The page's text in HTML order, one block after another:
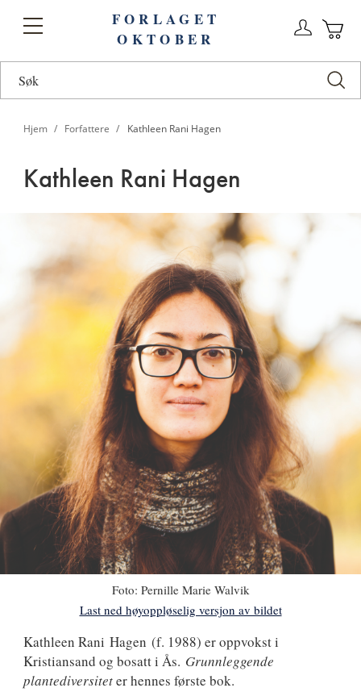
Toggle
FORLAGET
OKTOBER
Hjem Forfattere Kathleen Rani Hagen
Kathleen Rani Hagen
Foto: Pernille Marie Walvik
Last ned høyoppløselig versjon av bildet
Kathleen
Rani
Kathleen Rani Hagen (f. 1988) er oppvokst i
Kristiansand og bosatt i Ås. Grunnleggende
plantediversiteter hennes første bok.